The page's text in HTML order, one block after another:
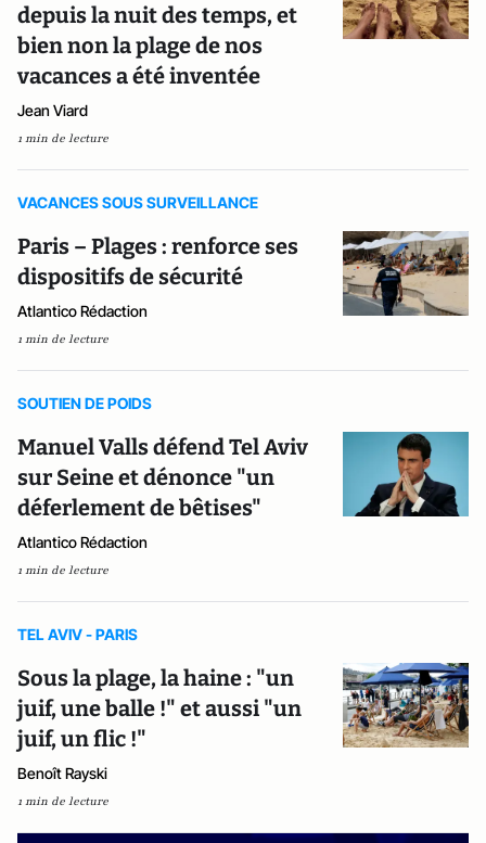
depuis la nuit des temps, et
bien non la plage de nos
vacances a été inventée
Jean Viard
1 min de lecture
VACANCES SOUS SURVEILLANCE
Paris – Plages : renforce ses
dispositifs de sécurité
Atlantico Rédaction
1 min de lecture
SOUTIEN DE POIDS
Manuel Valls défend Tel Aviv
sur Seine et dénonce "un
déferlement de bêtises"
Atlantico Rédaction
1 min de lecture
TEL AVIV - PARIS
Sous la plage, la haine : "un
juif, une balle !" et aussi "un
juif, un flic !"
Benoît Rayski
1 min de lecture